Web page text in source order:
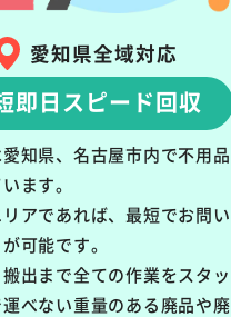
愛知県全域対応
即日スピード回収
知県、名古屋市内で不用
ます。
アであれば、最短でお問
可能です。
出まで全ての作業をスタ
べない重量のある廃品や